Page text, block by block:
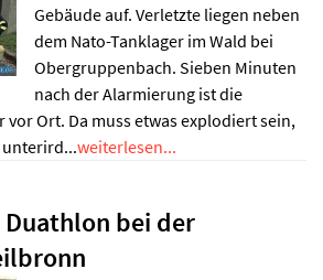
Gebäude auf. Verletzte liegen neben
dem Nato-Tanklager im Wald bei
Obergruppenbach. Sieben Minuten
nach der Alarmierung ist die
vor Ort. Da muss etwas explodiert sein,
unterird...weiterlesen...
bei der